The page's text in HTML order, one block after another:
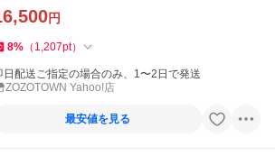
円
8% （ 1,207pt）
日配送ご指定の場合のみ、1〜2日で発送
ZOZOTOWN Yahoo!店
最安値を見る